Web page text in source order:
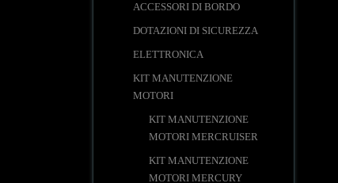
ACCESSORI DI BORDO
DOTAZIONI DI SICUREZZA
ELETTRONICA
KIT MANUTENZIONE
MOTORI
KIT MANUTENZIONE
MOTORI MERCRUISER
KIT MANUTENZIONE
MOTORI MERCURY